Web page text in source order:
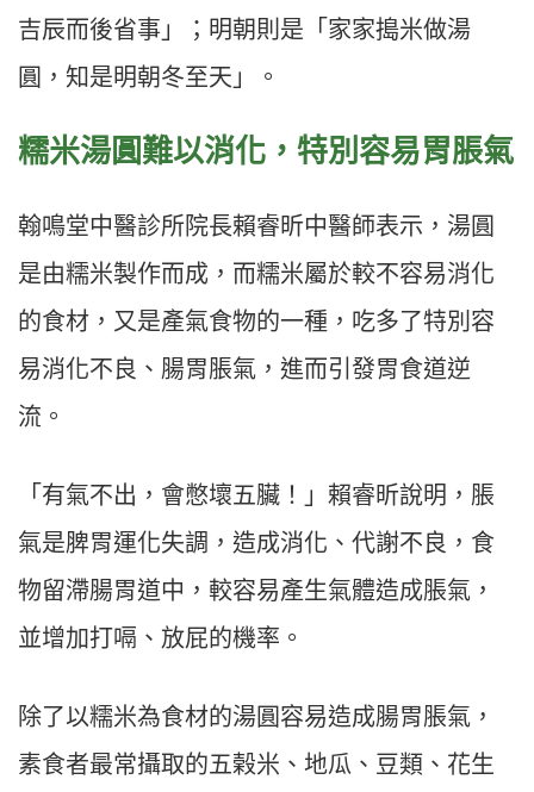
吉辰而後省事」；明朝則是「家家搗米做湯
圓，知是明朝冬至天」。
糯米湯圓難以消化，特別容易胃脹氣
翰鳴堂中醫診所院長賴睿昕中醫師表示，湯圓
是由糯米製作而成，而糯米屬於較不容易消化
的食材，又是產氣食物的一種，吃多了特別容
易消化不良、腸胃脹氣，進而引發胃食道逆
流。
「有氣不出，會憋壞五臟！」賴睿昕說明，脹
氣是脾胃運化失調，造成消化、代謝不良，食
物留滯腸胃道中，較容易產生氣體造成脹氣，
並增加打嗝、放屁的機率。
除了以糯米為食材的湯圓容易造成腸胃脹氣，
素食者最常攝取的五榖米、地瓜、豆類、花生